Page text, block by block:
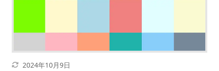
更新日
2024年10月9日